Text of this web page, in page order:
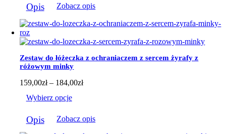
do
produkt
ma
wiele
wariantów.
Opcje
można
wybrać
na
stronie
Opis Zobacz opis
Zestaw do łóżeczka z ochraniaczem z sercem żyrafy z
różowym minky
159,00zł – 184,00złZakres
do
Wybierz opcje
produkt
ma
Opis Zobacz opis